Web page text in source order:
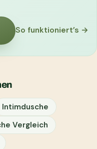
So funktioniert’s →
Intimdusche
Vergleich